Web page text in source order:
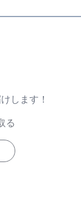
します！
る